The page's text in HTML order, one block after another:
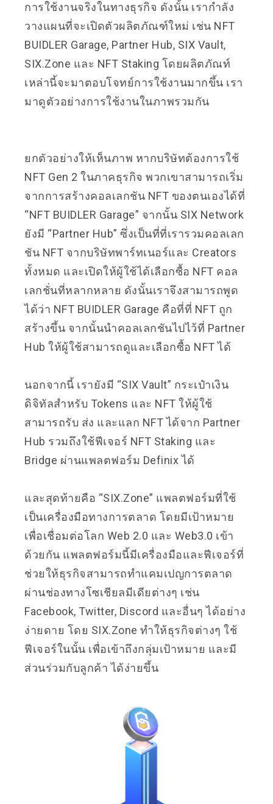
การใช้งานจริงในทางธุรกิจ ดังนั้น เรากำลัง
วางแผนที่จะเปิดตัวผลิตภัณฑ์ใหม่ เช่น NFT
BUIDLER Garage, Partner Hub, SIX Vault,
SIX.Zone และ NFT Staking โดยผลิตภัณท์
เหล่านี้จะมาตอบโจทย์การใช้งานมากขึ้น เรา
มาดูตัวอย่างการใช้งานในภาพรวมกัน
ยกตัวอย่างให้เห็นภาพ หากบริษัทต้องการใช้
NFT Gen 2 ในภาคธุรกิจ พวกเขาสามารถเริ่ม
จากการสร้างคอลเลกชัน NFT ของตนเองได้ที่
“NFT BUIDLER Garage” จากนั้น SIX Network
ยังมี “Partner Hub” ซึ่งเป็นที่ที่เรารวมคอลเลก
ชัน NFT จากบริษัทพาร์ทเนอร์และ Creators
ทั้งหมด และเปิดให้ผู้ใช้ได้เลือกซื้อ NFT คอล
เลกชั่นที่หลากหลาย ดังนั้นเราจึงสามารถพูด
ได้ว่า NFT BUIDLER Garage คือที่ที่ NFT ถูก
สร้างขึ้น จากนั้นนำคอลเลกชันไปไว้ที่ Partner
Hub ให้ผู้ใช้สามารถดูและเลือกซื้อ NFT ได้
นอกจากนี้ เรายังมี “SIX Vault” กระเป๋าเงิน
ดิจิทัลสำหรับ Tokens และ NFT ให้ผู้ใช้
สามารถรับ ส่ง และแลก NFT ได้จาก Partner
Hub รวมถึงใช้ฟีเจอร์ NFT Staking และ
Bridge ผ่านแพลตฟอร์ม Definix ได้
และสุดท้ายคือ “SIX.Zone” แพลตฟอร์มที่ใช้
เป็นเครื่องมือทางการตลาด โดยมีเป้าหมาย
เพื่อเชื่อมต่อโลก Web 2.0 และ Web3.0 เข้า
ด้วยกัน แพลตฟอร์มนี้มีเครื่องมือและฟีเจอร์ที่
ช่วยให้ธุรกิจสามารถทำแคมเปญการตลาด
ผ่านช่องทางโซเชียลมีเดียต่างๆ เช่น
Facebook, Twitter, Discord และอื่นๆ ได้อย่าง
ง่ายดาย โดย SIX.Zone ทำให้ธุรกิจต่างๆ ใช้
ฟีเจอร์ในนั้น เพื่อเข้าถึงกลุ่มเป้าหมาย และมี
ส่วนร่วมกับลูกค้า ได้ง่ายขึ้น